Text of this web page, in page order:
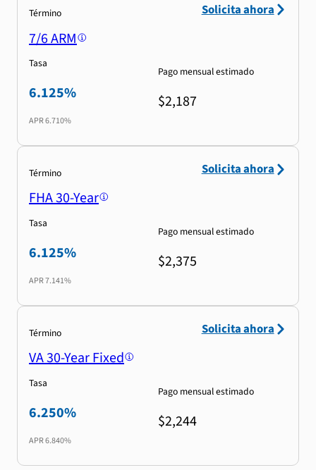
Término
7/6 ARM
Tasa
6.125%
APR6.710%
Pago mensual estimado
$2,187
Solicita ahora
Término
FHA 30-Year
Tasa
6.125%
APR7.141%
Pago mensual estimado
$2,375
Solicita ahora
Término
VA 30-Year Fixed
Tasa
6.250%
APR6.840%
Pago mensual estimado
$2,244
Solicita ahora